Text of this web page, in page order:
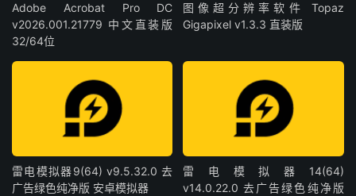
Adobe Acrobat Pro DC
v2026.001.21779 中文直装版
32/64位
图像超分辨率软件 Topaz
Gigapixel v1.3.3 直装版
雷电模拟器9(64) v9.5.32.0 去
广告绿色纯净版 安卓模拟器
雷电模拟器14(64)
v14.0.22.0 去广告绿色纯净版